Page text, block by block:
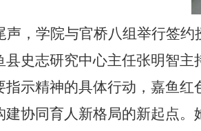
声，学院与官桥八组举行签约
县史志研究中心主任张明智
指示精神的具体行动，嘉鱼
建协同育人新格局的新起点